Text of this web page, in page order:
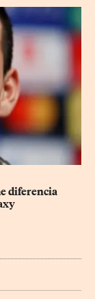
diferencia